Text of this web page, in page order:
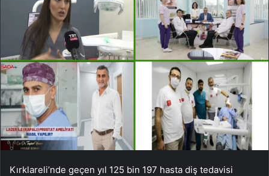
Kırklareli’nde geçen yıl 125 bin 197 hasta diş tedavisi